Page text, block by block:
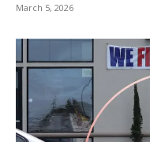
March 5, 2026